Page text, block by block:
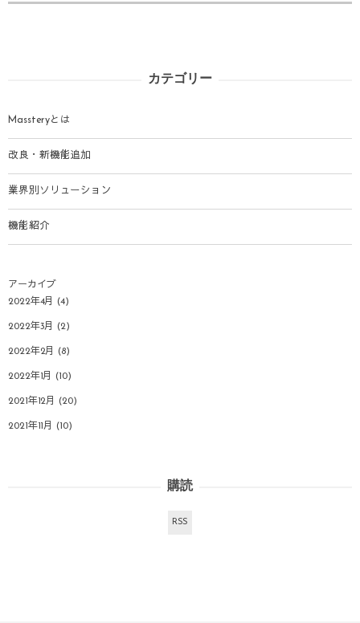
カテゴリー
Massteryとは
改良・新機能追加
業界別ソリューション
機能紹介
アーカイブ
2022年4月
(4)
2022年3月 (2)
2022年2月 (8)
2022年1月 (10)
2021年12月 (20)
2021年11月 (10)
購読
RSS